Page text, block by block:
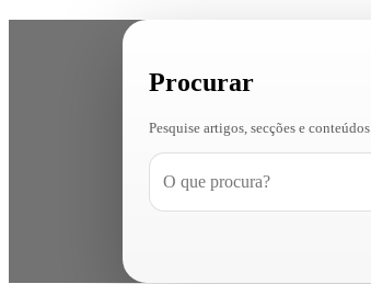
Procurar
Pesquise artigos, secções e conteúdos